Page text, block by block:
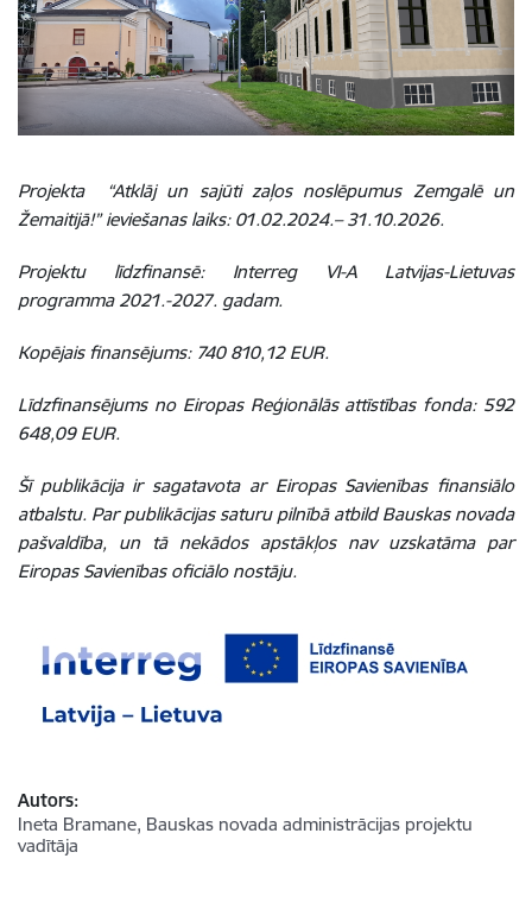
Projekta
“Atklāj un sajūti zaļos noslēpumus Zemgalē un
Žemaitijā!” ieviešanas laiks: 01.02.2024.– 31.10.2026.
Projektu līdzfinansē: Interreg VI-A Latvijas-Lietuvas
programma 2021.-2027. gadam.
Kopējais finansējums: 740 810,12 EUR.
Līdzfinansējums no Eiropas Reģionālās attīstības fonda: 592
648,09 EUR.
Šī publikācija ir sagatavota ar Eiropas Savienības finansiālo
atbalstu. Par publikācijas saturu pilnībā atbild Bauskas novada
pašvaldība, un tā nekādos apstākļos nav uzskatāma par
Eiropas Savienības oficiālo nostāju.
Autors:
Ineta Bramane, Bauskas novada administrācijas projektu
vadītāja